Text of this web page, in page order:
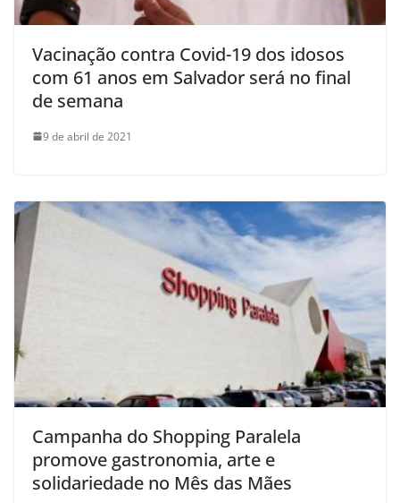
Vacinação contra Covid-19 dos idosos
com 61 anos em Salvador será no final
de semana
9 de abril de 2021
Campanha do Shopping Paralela
promove gastronomia, arte e
solidariedade no Mês das Mães